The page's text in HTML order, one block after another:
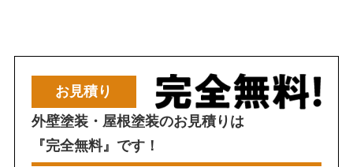
お見積り
外壁塗装・屋根塗装のお見積りは
『完全無料』です！